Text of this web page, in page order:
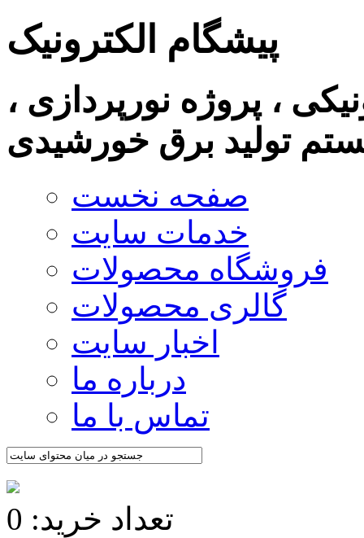
پیشگام الکترونیک
، پروژه نورپردازی ،
تولید برق خورشیدی
صفحه نخست
خدمات سایت
فروشگاه محصولات
گالری محصولات
اخبار سایت
درباره ما
تماس با ما
تعداد خرید: 0